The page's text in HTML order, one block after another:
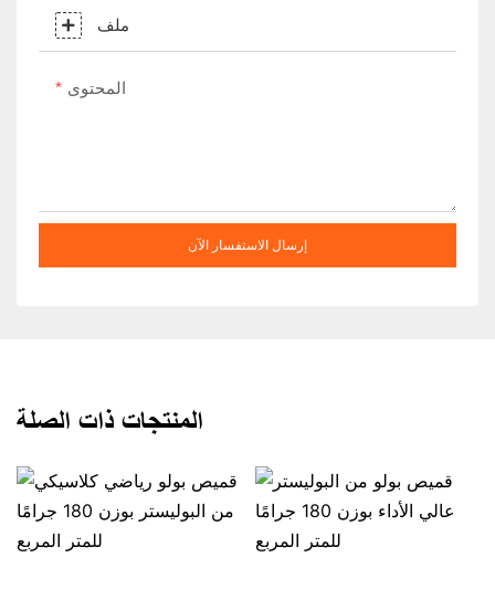
ملف
المحتوى
إرسال الاستفسار الآن
المنتجات ذات الصلة